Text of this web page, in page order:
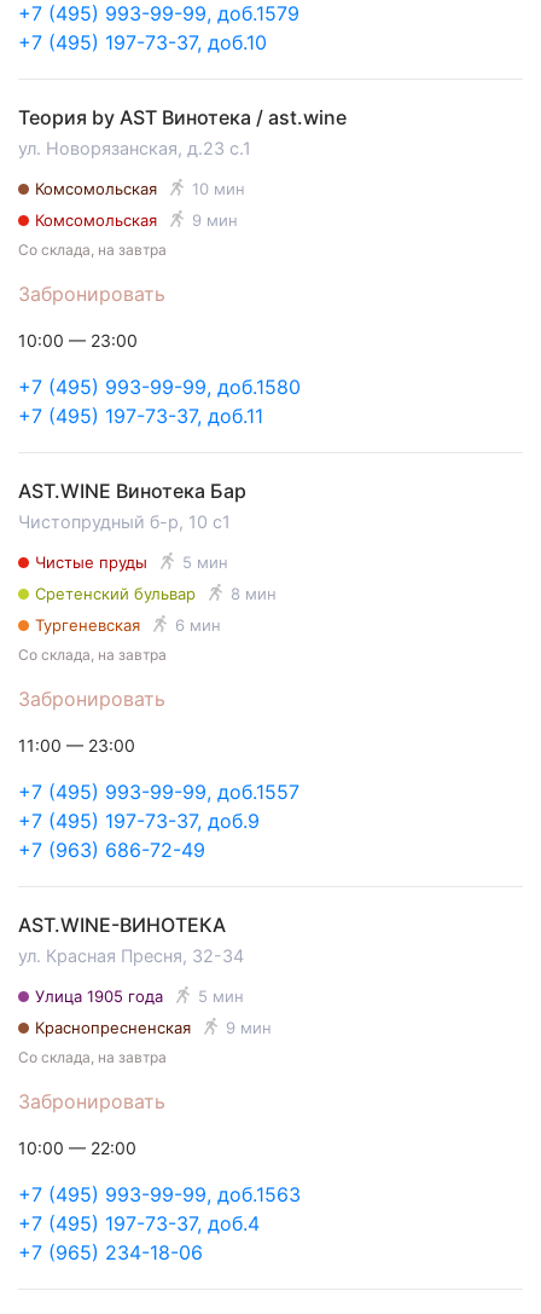
+7 (495) 993-99-99, доб.1579
+7 (495) 197-73-37, доб.10
Теория by AST Винотека / ast.wine
ул. Новорязанская, д.23 с.1
Комсомольская
10 мин
Комсомольская
9 мин
Забронировать
Со склада, на завтра
+7 (495) 993-99-99, доб.1580
+7 (495) 197-73-37, доб.11
10:00 — 23:00
AST.WINE Винотека Бар
Чистопрудный б-р, 10 с1
Чистые пруды
5 мин
Сретенский бульвар
8 мин
Тургеневская
6 мин
Забронировать
Со склада, на завтра
+7 (495) 993-99-99, доб.1557
+7 (495) 197-73-37, доб.9
+7 (963) 686-72-49
11:00 — 23:00
AST.WINE-ВИНОТЕКА
ул. Красная Пресня, 32-34
Улица 1905 года
5 мин
Краснопресненская
9 мин
Забронировать
Со склада, на завтра
+7 (495) 993-99-99, доб.1563
+7 (495) 197-73-37, доб.4
+7 (965) 234-18-06
10:00 — 22:00